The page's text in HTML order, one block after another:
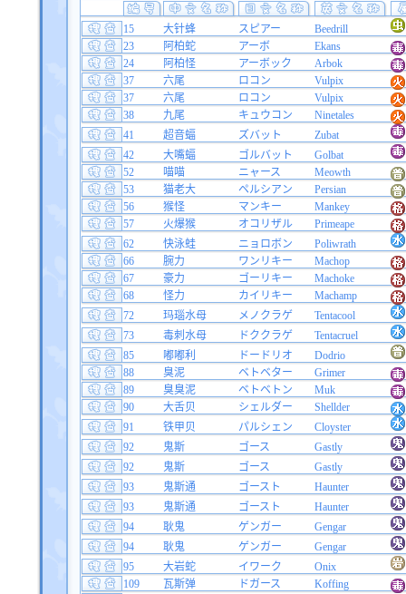
15 大针蜂 スピアー
Beedrill
23
阿柏蛇 アーボ
Ekans
24
阿柏怪 アーボック
Arbok
37
六尾 ロコン
Vulpix
37
六尾 ロコン
Vulpix
38
九尾 キュウコン
Ninetales
41
超音蝠 ズバット
Zubat
42
大嘴蝠 ゴルバット
Golbat
52
喵喵 ニャース
Meowth
53
猫老大 ペルシアン
Persian
56
猴怪 マンキー
Mankey
57
火爆猴 オコリザル
Primeape
62
快泳蛙 ニョロボン
Poliwrath
66
腕力 ワンリキー
Machop
67
豪力 ゴーリキー
Machoke
68
怪力 カイリキー
Machamp
72
玛瑙水母 メノクラゲ
Tentacool
73
毒刺水母 ドククラゲ
Tentacruel
85
嘟嘟利 ドードリオ
Dodrio
88
臭泥 ベトベター
Grimer
89
臭臭泥 ベトベトン
Muk
90
大舌贝 シェルダー
Shellder
91
铁甲贝 パルシェン
Cloyster
92
鬼斯 ゴース
Gastly
92
鬼斯 ゴース
Gastly
93
鬼斯通 ゴースト
Haunter
93
鬼斯通 ゴースト
Haunter
94
耿鬼 ゲンガー
Gengar
94
耿鬼 ゲンガー
Gengar
95
大岩蛇 イワーク
Onix
109
瓦斯弹 ドガース
Koffing